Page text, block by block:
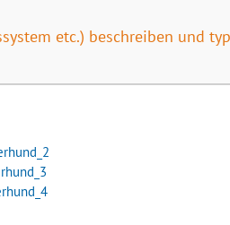
etc.) beschreiben und